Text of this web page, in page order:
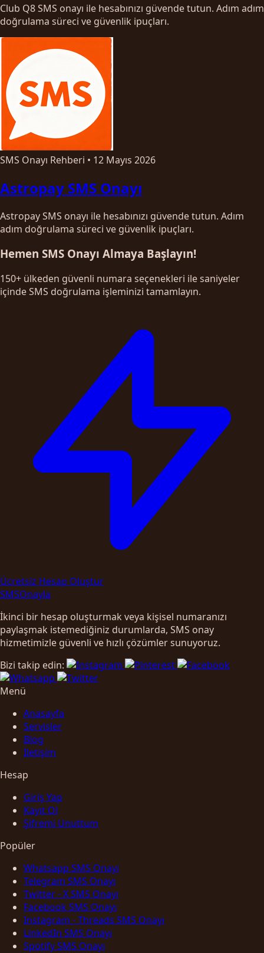
Club Q8 SMS onayı ile hesabınızı güvende tutun. Adım adım
doğrulama süreci ve güvenlik ipuçları.
SMS Onayı Rehberi • 12 Mayıs 2026
Astropay SMS Onayı
Astropay SMS onayı ile hesabınızı güvende tutun. Adım
adım doğrulama süreci ve güvenlik ipuçları.
Hemen SMS Onayı Almaya Başlayın!
150+ ülkeden güvenli numara seçenekleri ile saniyeler
içinde SMS doğrulama işleminizi tamamlayın.
Ücretsiz Hesap Oluştur
SMSOnayla
İkinci bir hesap oluşturmak veya kişisel numaranızı
paylaşmak istemediğiniz durumlarda, SMS onay
hizmetimizle güvenli ve hızlı çözümler sunuyoruz.
Bizi takip edin:
Menü
Anasayfa
Servisler
Blog
İletişim
Hesap
Giriş Yap
Kayıt Ol
Şifremi Unuttum
Popüler
Whatsapp SMS Onayı
Telegram SMS Onayı
Twitter - X SMS Onayı
Facebook SMS Onayı
Instagram - Threads SMS Onayı
LinkedIn SMS Onayı
Spotify SMS Onayı